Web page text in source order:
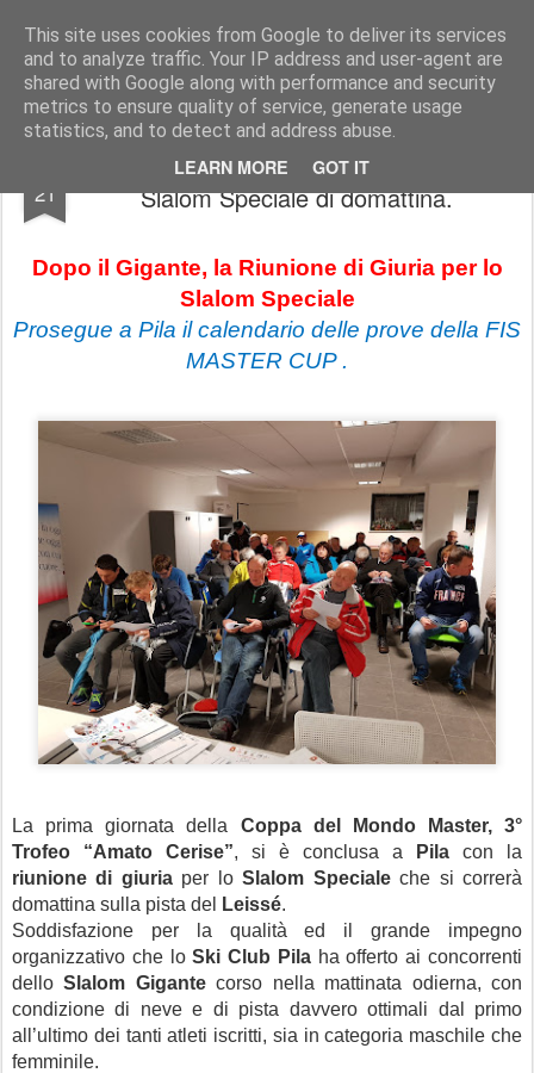
This site uses cookies from Google to deliver its services
and to analyze traffic. Your IP address and user-agent are
shared with Google along with performance and security
metrics to ensure quality of service, generate usage
statistics, and to detect and address abuse.
LEARN MORE GOT IT
Ski Club Pila news Le news dello Ski Club Pila
21
On Air da Pila: Riunione di giuria per lo
Slalom Speciale di domattina.
Dopo il Gigante, la Riunione di Giuria per lo
Slalom Speciale
Prosegue a Pila il calendario delle prove della FIS
MASTER CUP .
La prima giornata della Coppa del Mondo Master, 3°
Trofeo “Amato Cerise”, si è conclusa a Pila con la
riunione di giuriaper loSlalom Specialeche si correrà
domattina sulla pista del
Leissé.
Soddisfazione per la qualità ed il grande impegno
organizzativo che loSki Club Pilaha offerto ai concorrenti
delloSlalom Gigantecorso nella mattinata odierna, con
condizione di neve e di pista davvero ottimali dal primo
all’ultimo dei tanti atleti iscritti, sia in categoria maschile che
femminile.